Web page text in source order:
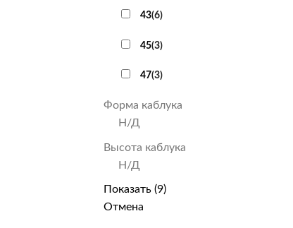
43(6)
45(3)
47(3)
Форма каблука
Н/Д
Высота каблука
Н/Д
Показать (9)
Отмена